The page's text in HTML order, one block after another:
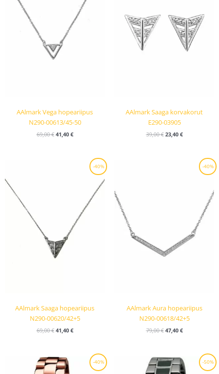
AAlmark Vega hopeariipus
N290-00613/45-50
69,00€ 41,40 €
AAlmark Saaga korvakorut
E290-03905
39,00€ 23,40 €
-40%
AAlmark Saaga hopeariipus
N290-00620/42+5
69,00€
Alkuperäinen
41,40 €
Nykyinen
-40%
AAlmark Aura hopeariipus
N290-00618/42+5
79,00€
Alkuperäinen
47,40 €
Nykyinen
-40%
Alkuperäinen
hinta
Nykyinen
-50%
Alkuperäinen
hinta
Nykyinen
hinta